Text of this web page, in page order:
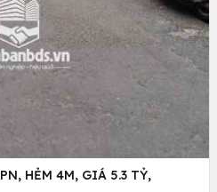
HẺM 4M, GIÁ 5.3 TỶ,